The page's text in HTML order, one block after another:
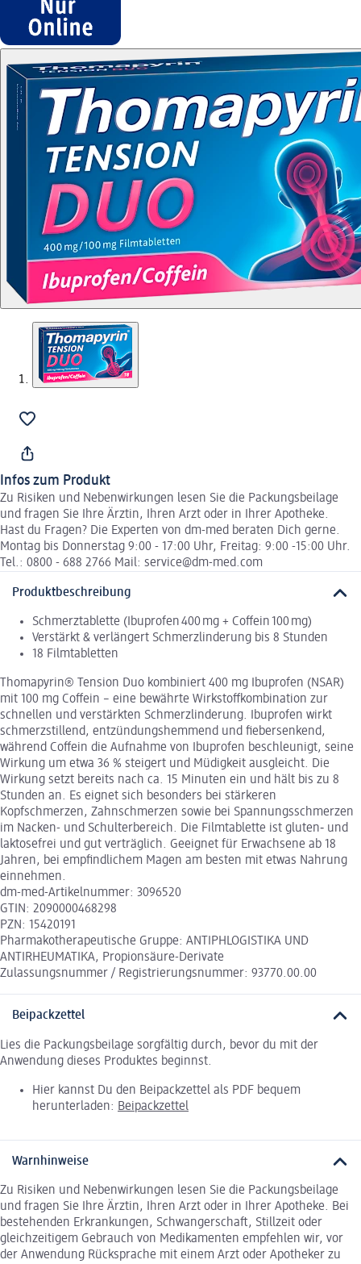
Infos zum Produkt
Zu Risiken und Nebenwirkungen lesen Sie die Packungsbeilage
und fragen Sie Ihre Ärztin, Ihren Arzt oder in Ihrer Apotheke.
Hast du Fragen? Die Experten von dm-med beraten Dich gerne.
Montag bis Donnerstag 9:00 - 17:00 Uhr, Freitag: 9:00 -15:00 Uhr.
Tel.: 0800 - 688 2766 Mail: service@dm-med.com
Produktbeschreibung
Schmerztablette (Ibuprofen 400 mg + Coffein 100 mg)
Verstärkt & verlängert Schmerzlinderung bis 8 Stunden
18 Filmtabletten
Thomapyrin® Tension Duo kombiniert 400 mg Ibuprofen (NSAR)
mit 100 mg Coffein – eine bewährte Wirkstoffkombination zur
schnellen und verstärkten Schmerzlinderung. Ibuprofen wirkt
schmerzstillend, entzündungshemmend und fiebersenkend,
während Coffein die Aufnahme von Ibuprofen beschleunigt, seine
Wirkung um etwa 36 % steigert und Müdigkeit ausgleicht. Die
Wirkung setzt bereits nach ca. 15 Minuten ein und hält bis zu 8
Stunden an. Es eignet sich besonders bei stärkeren
Kopfschmerzen, Zahnschmerzen sowie bei Spannungsschmerzen
im Nacken- und Schulterbereich. Die Filmtablette ist gluten‑ und
laktosefrei und gut verträglich. Geeignet für Erwachsene ab 18
Jahren, bei empfindlichem Magen am besten mit etwas Nahrung
einnehmen.
dm-med-Artikelnummer: 3096520
GTIN: 2090000468298
PZN: 15420191
Pharmakotherapeutische Gruppe: ANTIPHLOGISTIKA UND
ANTIRHEUMATIKA, Propionsäure-Derivate
Zulassungsnummer / Registrierungsnummer: 93770.00.00
Beipackzettel
Lies die Packungsbeilage sorgfältig durch, bevor du mit der
Anwendung dieses Produktes beginnst.
Hier kannst Du den Beipackzettel als PDF bequem
herunterladen: Beipackzettel
Warnhinweise
Zu Risiken und Nebenwirkungen lesen Sie die Packungsbeilage
und fragen Sie Ihre Ärztin, Ihren Arzt oder in Ihrer Apotheke. Bei
bestehenden Erkrankungen, Schwangerschaft, Stillzeit oder
gleichzeitigem Gebrauch von Medikamenten empfehlen wir, vor
der Anwendung Rücksprache mit einem Arzt oder Apotheker zu